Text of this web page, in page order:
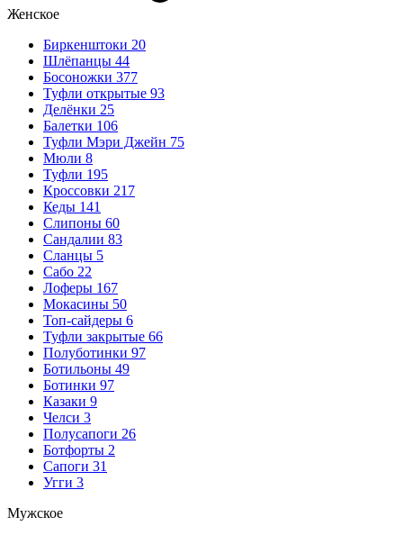
Женское
Биркенштоки 20
Шлёпанцы 44
Босоножки 377
Туфли открытые 93
Делёнки 25
Балетки 106
Туфли Мэри Джейн 75
Мюли 8
Туфли 195
Кроссовки 217
Кеды 141
Слипоны 60
Сандалии 83
Сланцы 5
Сабо 22
Лоферы 167
Мокасины 50
Топ-сайдеры 6
Туфли закрытые 66
Полуботинки 97
Ботильоны 49
Ботинки 97
Казаки 9
Челси 3
Полусапоги 26
Ботфорты 2
Сапоги 31
Угги 3
Мужское